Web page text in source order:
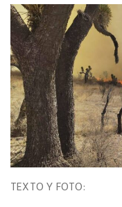
TEXTO Y FOTO: